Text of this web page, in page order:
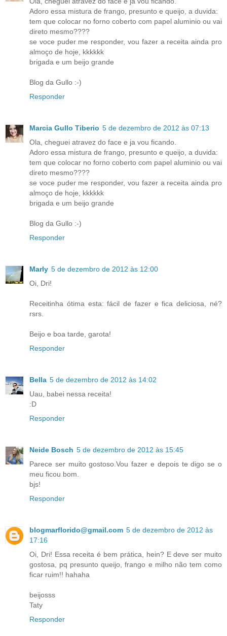
Adoro essa mistura de frango, presunto e queijo, a duvida:
tem que colocar no forno coberto com papel aluminio ou vai
direto mesmo????
se voce puder me responder, vou fazer a receita ainda pro
almoço de hoje, kkkkkk
brigada e um beijo grande
Blog da Gullo :-)
Responder
Marcia Gullo Tiberio 5 de dezembro de 2012 às 07:13
Ola, cheguei atravez do face e ja vou ficando.
Adoro essa mistura de frango, presunto e queijo, a duvida:
tem que colocar no forno coberto com papel aluminio ou vai
direto mesmo????
se voce puder me responder, vou fazer a receita ainda pro
almoço de hoje, kkkkkk
brigada e um beijo grande
Blog da Gullo :-)
Responder
Marly 5 de dezembro de 2012 às 12:00
Oi, Dri!
Receitinha ótima esta: fácil de fazer e fica deliciosa, né?
rsrs.
Beijo e boa tarde, garota!
Responder
Bella 5 de dezembro de 2012 às 14:02
Uau, babei nessa receita!
:D
Responder
Neide Bosch 5 de dezembro de 2012 às 15:45
Parece ser muito gostoso.Vou fazer e depois te digo se o
meu ficou bom.
bjs!
Responder
blogmarflorido@gmail.com 5 de dezembro de 2012 às
17:16
Oi, Dri! Essa receita é bem prática, hein? E deve ser muito
gostosa, pq presunto queijo, frango e milho não tem como
ficar ruim!! hahaha
beijosss
Taty
Responder